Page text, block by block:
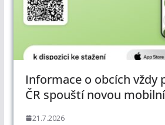
Informace o obcích vždy
ČR spouští novou
21.7.2026